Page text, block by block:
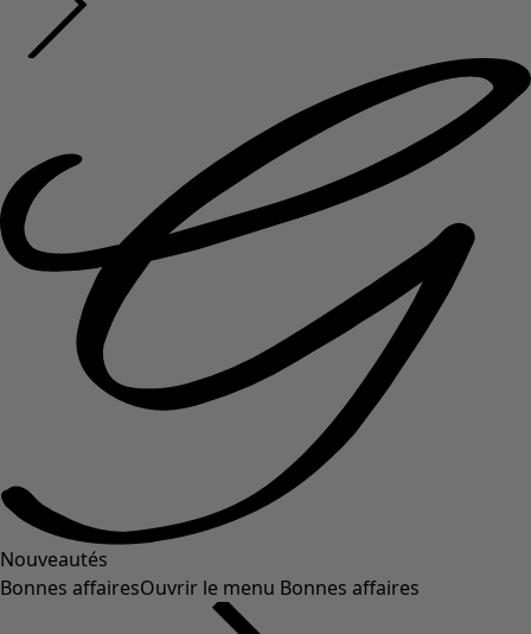
Nouveautés
Bonnes affairesOuvrir le menu Bonnes affaires